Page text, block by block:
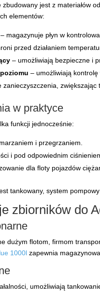
zbudowany jest z materiałów
elementów:
– magazynuje płyn w
przed działaniem
– umożliwiają bezpieczne i
– umożliwiają kontrolę
zwiększając
w praktyce
funkcji jednocześnie:
i przegrzaniem.
i pod odpowiednim
dla floty pojazdów
tankowany, system
zbiorników do
dużym flotom, firmom
1000l zapewnia
umożliwiają